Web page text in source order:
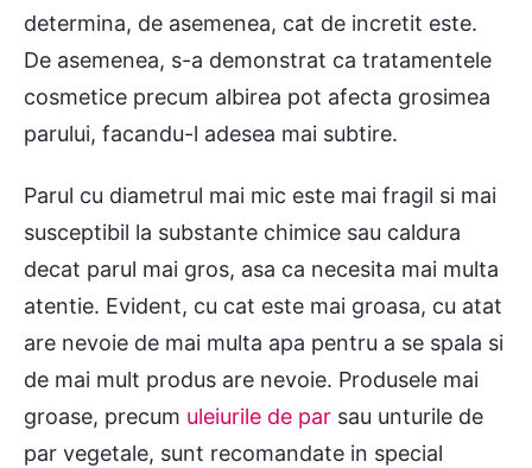
determina, de asemenea, cat de incretit este.
De asemenea, s-a demonstrat ca tratamentele
cosmetice precum albirea pot afecta grosimea
parului, facandu-l adesea mai subtire.
Parul cu diametrul mai mic este mai fragil si mai
susceptibil la substante chimice sau caldura
decat parul mai gros, asa ca necesita mai multa
atentie. Evident, cu cat este mai groasa, cu atat
are nevoie de mai multa apa pentru a se spala si
de mai mult produs are nevoie. Produsele mai
groase, precum uleiurile de par sau unturile de
par vegetale, sunt recomandate in special